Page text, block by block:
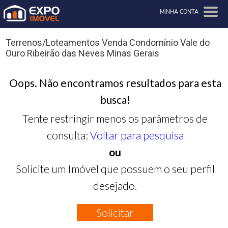
MINHA CONTA
Terrenos/Loteamentos Venda Condomínio Vale do
Ouro Ribeirão das Neves Minas Gerais
Oops. Não encontramos resultados para esta
busca!
Tente restringir menos os parâmetros de
consulta: Voltar para pesquisa
ou
Solicite um Imóvel que possuem o seu perfil
desejado.
Solicitar